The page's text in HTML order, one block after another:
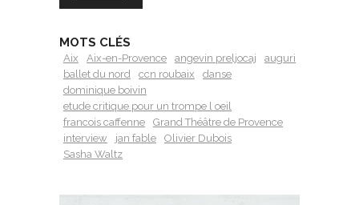
MOTS CLÉS
Aix Aix-en-Provence angevin preljocaj
auguri
ballet du nord
ccn roubaix
danse
dominique boivin
etude critique pour un trompe l oeil
francois caffenne
Grand Théâtre de Provence
interview
jan fable
Olivier Dubois
Sasha Waltz